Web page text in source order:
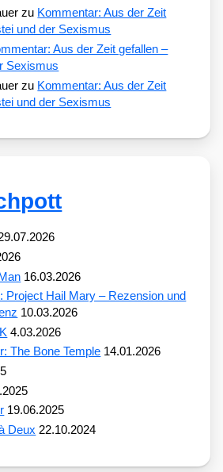
zu Kommentar: Aus der Zeit
und der Sexismus
Aus der Zeit gefallen –
Sexismus
zu Kommentar: Aus der Zeit
und der Sexismus
16.03.2026
Project Hail Mary – Rezension und
10.03.2026
4.03.2026
The Bone Temple 14.01.2026
19.06.2025
Deux 22.10.2024